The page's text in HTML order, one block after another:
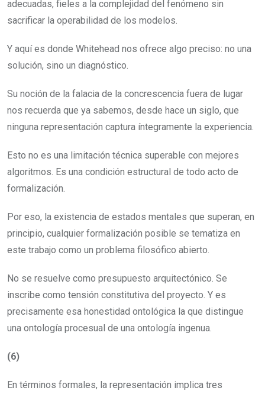
adecuadas, fieles a la complejidad del fenómeno sin
sacrificar la operabilidad de los modelos.
Y aquí es donde Whitehead nos ofrece algo preciso: no una
solución, sino un diagnóstico.
Su noción de la falacia de la concrescencia fuera de lugar
nos recuerda que ya sabemos, desde hace un siglo, que
ninguna representación captura íntegramente la experiencia.
Esto no es una limitación técnica superable con mejores
algoritmos. Es una condición estructural de todo acto de
formalización.
Por eso, la existencia de estados mentales que superan, en
principio, cualquier formalización posible se tematiza en
este trabajo como un problema filosófico abierto.
No se resuelve como presupuesto arquitectónico. Se
inscribe como tensión constitutiva del proyecto. Y es
precisamente esa honestidad ontológica la que distingue
una ontología procesual de una ontología ingenua.
(6)
En términos formales, la representación implica tres